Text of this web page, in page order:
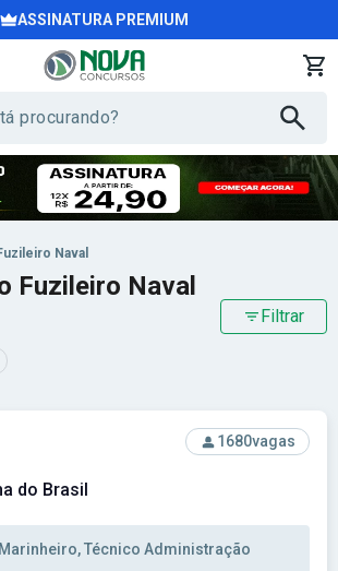
ASSINATURA PREMIUM
Naval
Fuzileiro Naval
Filtrar
do Brasil 1680vagas
do Brasil
Técnico Administração